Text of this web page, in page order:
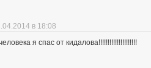
в 18:08
я спас от кидалова!!!!!!!!!!!!!!!!!!!!!